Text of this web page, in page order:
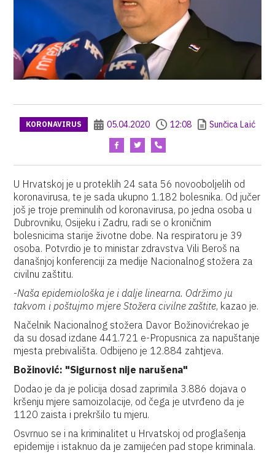
KORONAVIRUS 05.04.2020 12:08 Sunčica Laić
U Hrvatskoj je u proteklih 24 sata 56 novooboljelih od
koronavirusa, te je sada ukupno 1.182 bolesnika. Od jučer
još je troje preminulih od koronavirusa, po jedna osoba u
Dubrovniku, Osijeku i Zadru, radi se o kroničnim
bolesnicima starije životne dobe. Na respiratoru je 39
osoba. Potvrdio je to ministar zdravstva Vili Beroš na
današnjoj konferenciji za medije Nacionalnog stožera za
civilnu zaštitu.
-Naša epidemiološka je i dalje linearna. Održimo ju
takvom i poštujmo mjere Stožera civilne zaštite, kazao je.
Načelnik Nacionalnog stožera Davor Božinovićrekao je
da su dosad izdane 441.721 e-Propusnica za napuštanje
mjesta prebivališta. Odbijeno je 12.884 zahtjeva.
Božinović: "Sigurnost nije narušena"
Dodao je da je policija dosad zaprimila 3.886 dojava o
kršenju mjere samoizolacije, od čega je utvrđeno da je
1120 zaista i prekršilo tu mjeru.
Osvrnuo se i na kriminalitet u Hrvatskoj od proglašenja
epidemije i istaknuo da je zamijećen pad stope kriminala.